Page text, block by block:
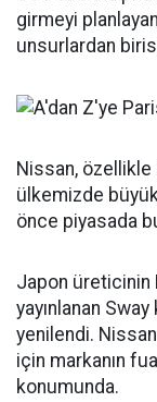
girmeyi
unsurlardan
Nissan,
ülkemizde
önce piyasada
Japon üreticinin
yayınlanan
yenilendi. Nissan
için markanın
konumunda.